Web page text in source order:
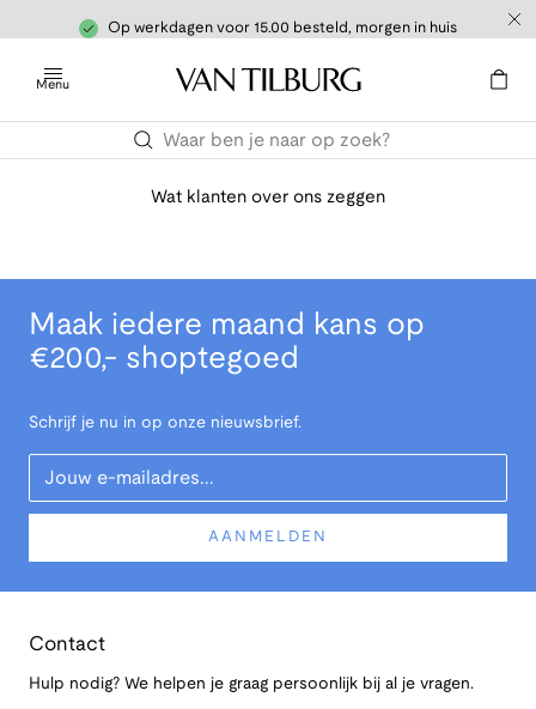
Op werkdagen voor 15.00 besteld, morgen in huis
Menu
Wat klanten over ons zeggen
Maak iedere maand kans op
€200,- shoptegoed
Schrijf je nu in op onze nieuwsbrief.
Your Email
AANMELDEN
Contact
Hulp nodig? We helpen je graag persoonlijk bij al je vragen.